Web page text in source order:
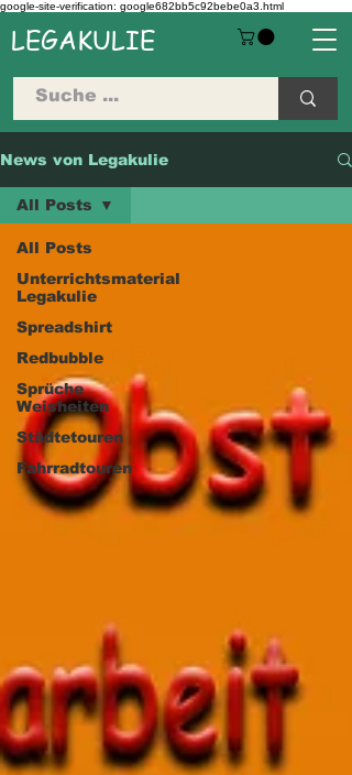
google-site-verification: google682bb5c92bebe0a3.html
LEGAKULIE
News von Legakulie
All Posts
Unterrichtsmaterial
Legakulie
Spreadshirt
Redbubble
Sprüche
Weisheiten
Städtetouren
Fahrradtouren
All Posts